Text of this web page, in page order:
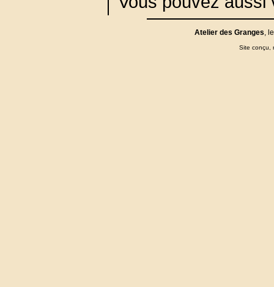
Atelier des Granges,
Site conçu,